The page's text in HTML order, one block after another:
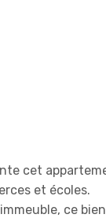
cet
et écoles.
ce